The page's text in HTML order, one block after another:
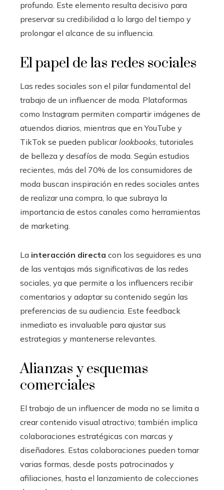
profundo. Este elemento resulta decisivo para
preservar su credibilidad a lo largo del tiempo y
prolongar el alcance de su influencia.
El papel de las redes sociales
Las redes sociales son el pilar fundamental del
trabajo de un influencer de moda. Plataformas
como Instagram permiten compartir imágenes de
atuendos diarios, mientras que en YouTube y
TikTok se pueden publicarlookbooks, tutoriales
de belleza y desafíos de moda. Según estudios
recientes, más del 70% de los consumidores de
moda buscan inspiración en redes sociales antes
de realizar una compra, lo que subraya la
importancia de estos canales como herramientas
de marketing.
La interacción directa con los seguidores es una
de las ventajas más significativas de las redes
sociales, ya que permite a los influencers recibir
comentarios y adaptar su contenido según las
preferencias de su audiencia. Este feedback
inmediato es invaluable para ajustar sus
estrategias y mantenerse relevantes.
Alianzas y esquemas
comerciales
El trabajo de un influencer de moda no se limita a
crear contenido visual atractivo; también implica
colaboraciones estratégicas con marcas y
diseñadores. Estas colaboraciones pueden tomar
varias formas, desde posts patrocinados y
afiliaciones, hasta el lanzamiento de colecciones